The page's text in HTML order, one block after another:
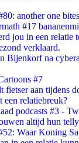
another one
#17
jou in een relatie
verklaard.
Bijenkorf na
#7
aan tijdens
een relatiebreuk?
podcasts #3 -
altijd hun
Waar Koning